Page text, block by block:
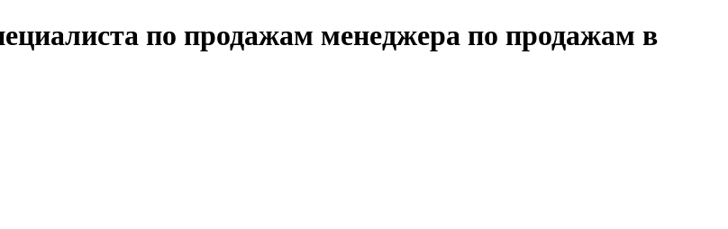
по продажам менеджера по продажам в